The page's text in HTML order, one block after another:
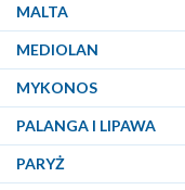
MALTA
MEDIOLAN
MYKONOS
PALANGA I LIPAWA
PARYŻ